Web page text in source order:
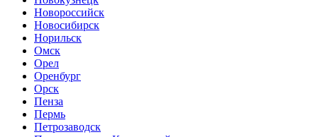
Новороссийск
Новосибирск
Норильск
Омск
Орел
Оренбург
Орск
Пенза
Пермь
Петрозаводск